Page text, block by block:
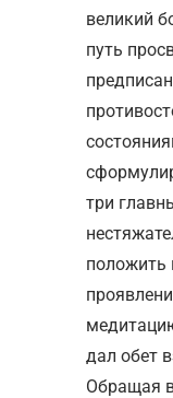
великий
путь
три
положить
дал обет
Обращая